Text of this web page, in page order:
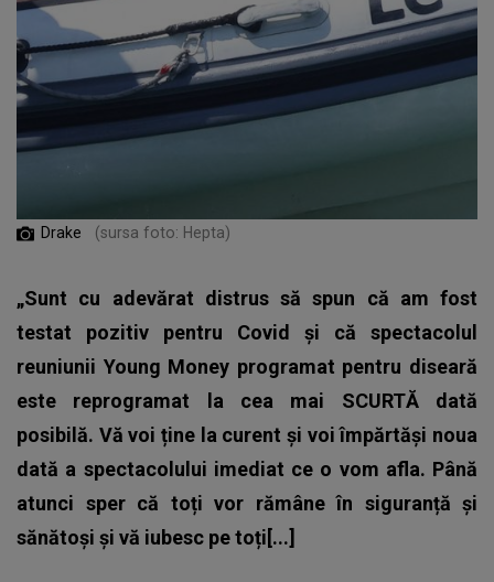
Drake (sursa foto: Hepta)
„Sunt cu adevărat distrus să spun că am fost
testat pozitiv pentru Covid și că spectacolul
reuniunii Young Money programat pentru diseară
este reprogramat la cea mai SCURTĂ dată
posibilă. Vă voi ține la curent și voi împărtăși noua
dată a spectacolului imediat ce o vom afla. Până
atunci sper că toți vor rămâne în siguranță și
sănătoși și vă iubesc pe toți[...]